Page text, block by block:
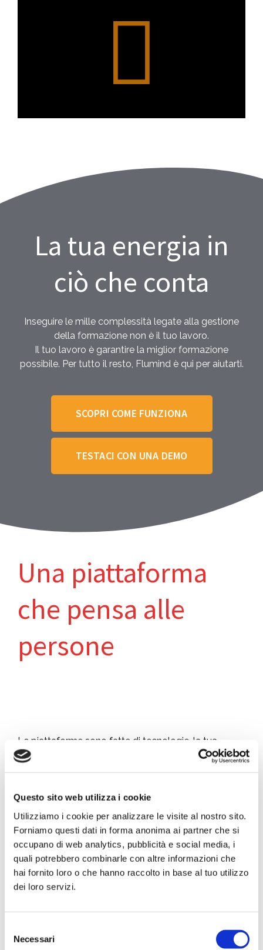
Questo sito web utilizza i cookie
Utilizziamo i cookie per analizzare le visite al nostro sito.
Forniamo questi dati in forma anonima ai partner che si
occupano di web analytics, pubblicità e social media, i
quali potrebbero combinarle con altre informazioni che
hai fornito loro o che hanno raccolto in base al tuo utilizzo
dei loro servizi.
delNecessari
La tua energia in
ciò che conta
Inseguire le mille complessità legate alla gestione
della formazione non è il tuo lavoro.
Il tuo lavoro è garantire la miglior formazione
possibile. Per tutto il resto, Flumind è qui per aiutarti.
SCOPRI COME FUNZIONA
TESTACI CON UNA DEMO
Una piattaforma
che pensa alle
persone
Le piattaforme sono fatte di tecnologie, la tua
azienda, però, è fatta di persone.
a te che devi gestire tanti processi diversi,
dalle comunicazioni al monitoraggio;
ai tecnici informaticiche dovranno
integrare il software con i sistemi informativi
aziendali;
avranno un unico punto di riferimento per
potranno fruire di contenuti in tutta semplicità.